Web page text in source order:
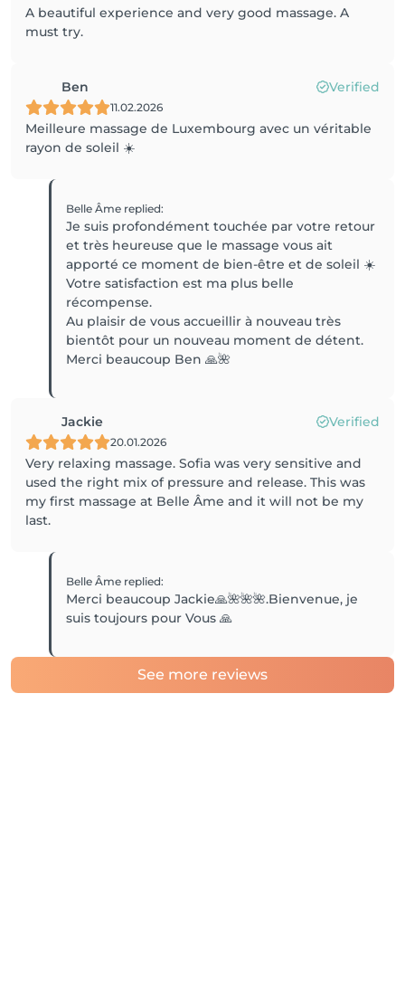
A beautiful experience and very good massage. A
must try.
Ben Verified
11.02.2026
Meilleure massage de Luxembourg avec un véritable
rayon de soleil ☀️
Belle Âme replied:
Je suis profondément touchée par votre retour
et très heureuse que le massage vous ait
apporté ce moment de bien-être et de soleil ☀️
Votre satisfaction est ma plus belle
récompense.
Au plaisir de vous accueillir à nouveau très
bientôt pour un nouveau moment de détent.
Merci beaucoup Ben 🙏🌺
Jackie Verified
20.01.2026
Very relaxing massage. Sofia was very sensitive and
used the right mix of pressure and release. This was
my first massage at Belle Âme and it will not be my
last.
Belle Âme replied:
Merci beaucoup Jackie🙏🌺🌺🌺.Bienvenue, je
suis toujours pour Vous 🙏
See more reviews